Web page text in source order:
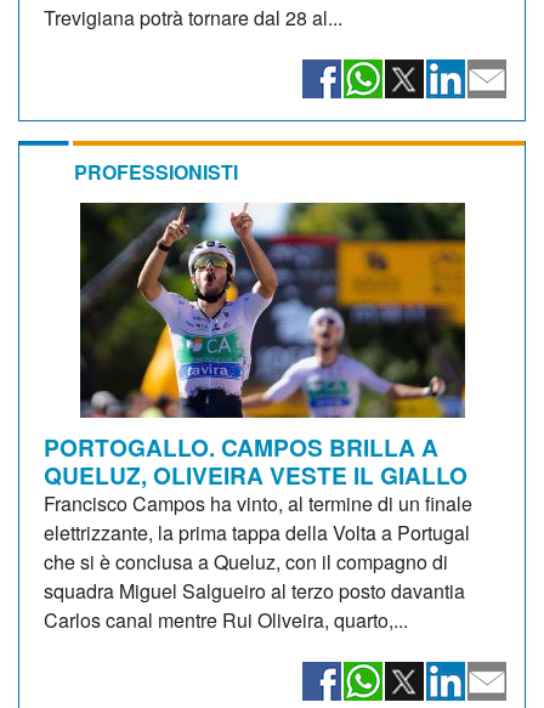
Trevigiana potrà tornare dal 28 al...
PROFESSIONISTI
PORTOGALLO. CAMPOS BRILLA A
QUELUZ, OLIVEIRA VESTE IL GIALLO
Francisco Campos ha vinto, al termine di un finale
elettrizzante, la prima tappa della Volta a Portugal
che si è conclusa a Queluz, con il compagno di
squadra Miguel Salgueiro al terzo posto davantia
Carlos canal mentre Rui Oliveira, quarto,...